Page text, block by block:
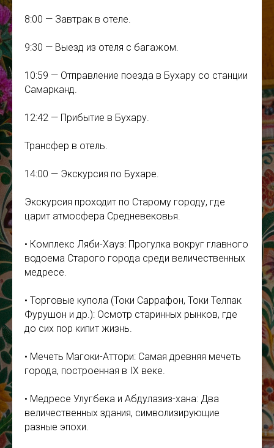
8:00 — Завтрак в отеле.
9:30 — Выезд из отеля с багажом.
10:59 — Отправление поезда в Бухару со станции
Самарканд.
12:42 — Прибытие в Бухару.
Трансфер в отель.
14:00 — Экскурсия по Бухаре.
Экскурсия проходит по Старому городу, где
царит атмосфера Средневековья.
• Комплекс Ляби-Хауз: Прогулка вокруг главного
водоема Старого города среди величественных
медресе.
• Торговые купола (Токи Саррафон, Токи Телпак
Фурушон и др.): Осмотр старинных рынков, где
до сих пор кипит жизнь.
• Мечеть Магоки-Аттори: Самая древняя мечеть
города, построенная в IX веке.
• Медресе Улугбека и Абдулазиз-хана: Два
величественных здания, символизирующие
разные эпохи.